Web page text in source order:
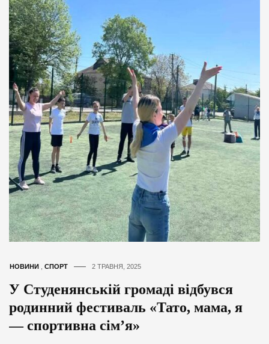
НОВИНИ СПОРТ 2 ТРАВНЯ, 2025
У Студенянській громаді відбувся
родинний фестиваль «Тато, мама, я
— спортивна сім’я»